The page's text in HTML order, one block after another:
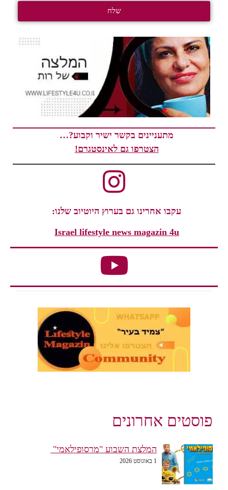
שלח
מתעניינים בקשר ישיר וקבוע?…
הצטרפו גם לאינסטגרם!
עקבו אחרינו גם בערוץ היוטיוב שלנו:
Israel lifestyle news magazin 4u
פוסטים אחרונים
המלצת השבוע "מרסופילאמי"
1 באוגוסט 2026